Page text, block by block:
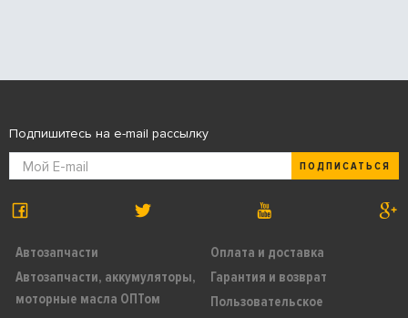
Автозапчасти
Автозапчасти, аккумуляторы,
моторные масла ОПТом
Оплата и доставка
Гарантия и возврат
Пользовательское
Подпишитесь на e-mail рассылку
ПОДПИСАТЬСЯ